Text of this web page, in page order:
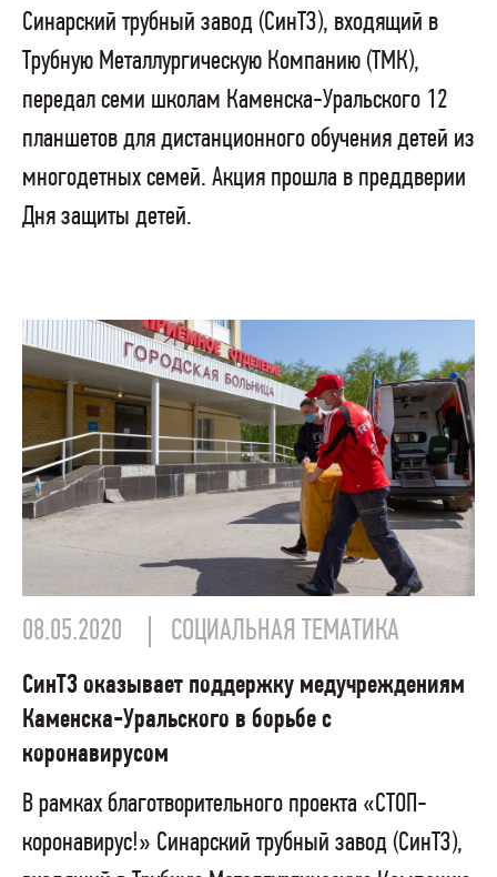
Синарский трубный завод (СинТЗ), входящий в
Трубную Металлургическую Компанию (ТМК),
передал семи школам Каменска-Уральского 12
планшетов для дистанционного обучения детей из
многодетных семей. Акция прошла в преддверии
Дня защиты детей.
08.05.2020 СОЦИАЛЬНАЯ ТЕМАТИКА
СинТЗ оказывает поддержку медучреждениям
Каменска-Уральского в борьбе с
коронавирусом
В рамках благотворительного проекта «СТОП-
коронавирус!» Синарский трубный завод (СинТЗ),